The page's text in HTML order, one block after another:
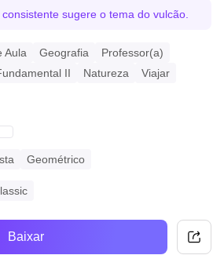
sugere o tema do vulcão.
Aula Geografia
Professor(a)
II
Natureza Viajar
Geométrico
Baixar